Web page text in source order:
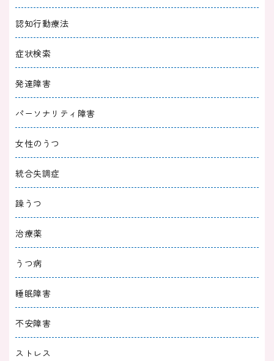
うつ病の家族を支えて「周りが疲れる」と思っ
たら｜支えるこころの守り方
2025/09/30
うつ病で薬飲んでるのに悪化する？焦る前に知
りたい原因と対処法
2025/09/30
うつ病で仕事が休めない｜お金の不安を解消す
る公的制度と対策
2025/09/29
うつ病を治したい｜治療期間の目安や治るきっ
かけを解説
2025/09/29
「うつが治らない」と諦める３つの原因｜感じ
やすい焦りとrTMS治療
認知行動療法
症状検索
発達障害
パーソナリティ障害
女性のうつ
統合失調症
躁うつ
治療薬
うつ病
睡眠障害
不安障害
ストレス